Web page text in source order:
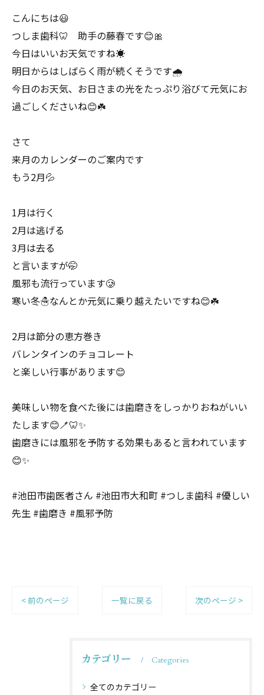
こんにちは😃
つしま歯科🦷 助手の藤春です😊🎀
今日はいいお天気ですね☀️
明日からはしばらく雨が続くそうです🌧️
今日のお天気、お日さまの光をたっぷり浴びて元気にお
過ごしくださいね😊☘️
さて
来月のカレンダーのご案内です
もう2月💦
1月は行く
2月は逃げる
3月は去る
と言いますが🤭
風邪も流行っています🥲
寒い冬☃️なんとか元気に乗り越えたいですね😊☘️
2月は節分の恵方巻き
バレンタインのチョコレート
と楽しい行事があります😊
美味しい物を食べた後には歯磨きをしっかりおねがいい
たします😊🪥🦷✨
歯磨きには風邪を予防する効果もあると言われています
😊✨
#池田市歯医者さん #池田市大和町 #つしま歯科 #優しい
先生 #歯磨き #風邪予防
< 前のページ 一覧に戻る 次のページ >
カテゴリー Categories
全てのカテゴリー